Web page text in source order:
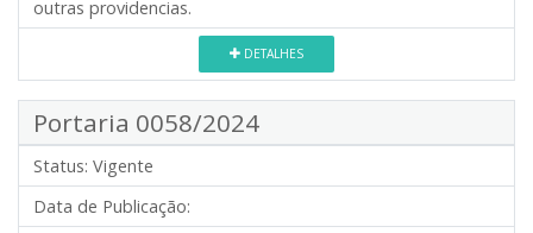
outras providencias.
DETALHES
Portaria 0058/2024
Status: Vigente
Data de Publicação: